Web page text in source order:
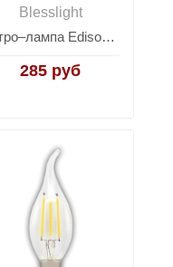
Blesslight
Ретро–лампа Edison Bulb ST64-2
285 руб